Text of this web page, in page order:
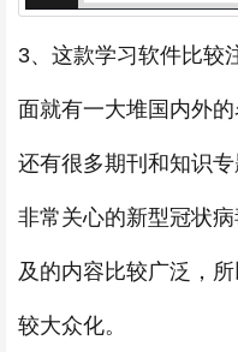
3、这款学习软件比较
面就有一大堆国内外
还有很多期刊和知识
非常关心的新型冠状
及的内容比较广泛，
较大众化。